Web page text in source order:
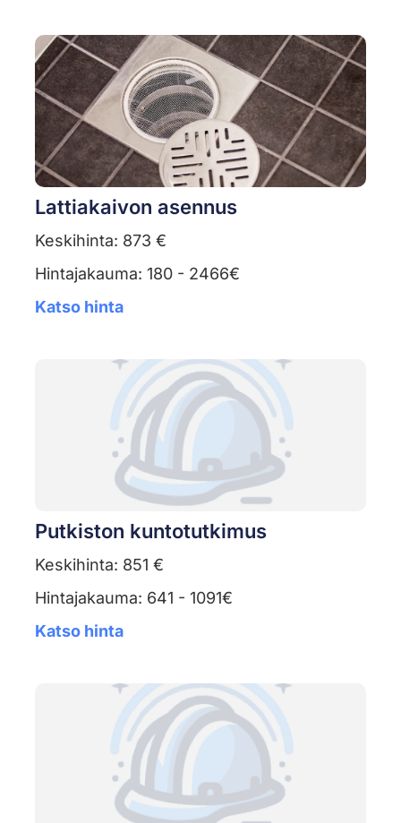
Lattiakaivon asennus
Keskihinta: 873 €
Hintajakauma: 180 - 2466€
Katso hinta
Putkiston kuntotutkimus
Keskihinta: 851 €
Hintajakauma: 641 - 1091€
Katso hinta